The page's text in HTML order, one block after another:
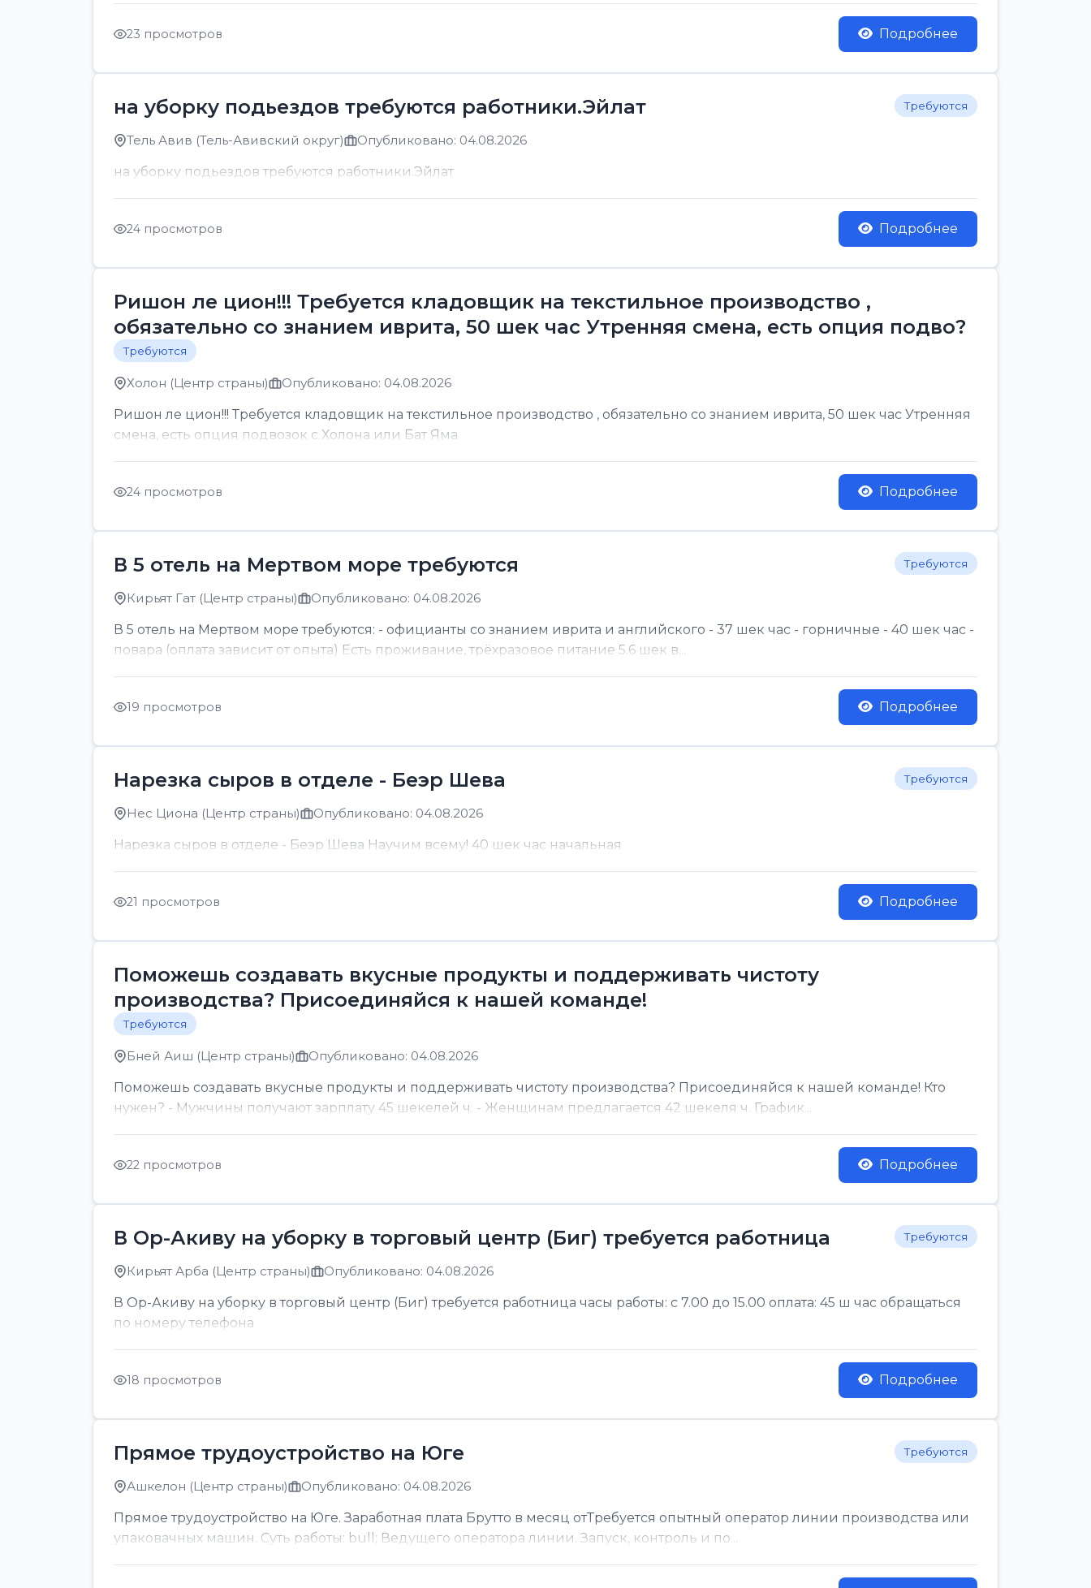
23 просмотров Подробнее
на уборку подьездов требуются работники.Эйлат Требуются
Тель Авив (Тель-Авивский округ) Опубликовано: 04.08.2026
на уборку подьездов требуются работники.Эйлат
24 просмотров Подробнее
Ришон ле цион!!! Требуется кладовщик на текстильное производство ,
обязательно со знанием иврита, 50 шек час Утренняя смена, есть опция подво?
Требуются
Холон (Центр страны) Опубликовано: 04.08.2026
Ришон ле цион!!! Требуется кладовщик на текстильное производство , обязательно со знанием иврита, 50 шек час Утренняя
смена, есть опция подвозок с Холона или Бат Яма
24 просмотров Подробнее
В 5 отель на Мертвом море требуются Требуются
Кирьят Гат (Центр страны) Опубликовано: 04.08.2026
В 5 отель на Мертвом море требуются: - официанты со знанием иврита и английского - 37 шек час - горничные - 40 шек час -
повара (оплата зависит от опыта) Есть проживание, трёхразовое питание 5.6 шек в...
19 просмотров Подробнее
Нарезка сыров в отделе - Беэр Шева Требуются
Нес Циона (Центр страны) Опубликовано: 04.08.2026
Нарезка сыров в отделе - Беэр Шева Научим всему! 40 шек час начальная
21 просмотров Подробнее
Поможешь создавать вкусные продукты и поддерживать чистоту
производства? Присоединяйся к нашей команде!
Требуются
Бней Аиш (Центр страны) Опубликовано: 04.08.2026
Поможешь создавать вкусные продукты и поддерживать чистоту производства? Присоединяйся к нашей команде! Кто
нужен? - Мужчины получают зарплату 45 шекелей ч. - Женщинам предлагается 42 шекеля ч. График...
22 просмотров Подробнее
В Ор-Акиву на уборку в торговый центр (Биг) требуется работница Требуются
Кирьят Арба (Центр страны) Опубликовано: 04.08.2026
В Ор-Акиву на уборку в торговый центр (Биг) требуется работница часы работы: с 7.00 до 15.00 оплата: 45 ш час обращаться
по номеру телефона
18 просмотров Подробнее
Прямое трудоустройство на Юге Требуются
Ашкелон (Центр страны) Опубликовано: 04.08.2026
Прямое трудоустройство на Юге. Заработная плата Брутто в месяц отТребуется опытный оператор линии производства или
упаковачных машин. Суть работы: bull; Ведущего оператора линии. Запуск, контроль и по...